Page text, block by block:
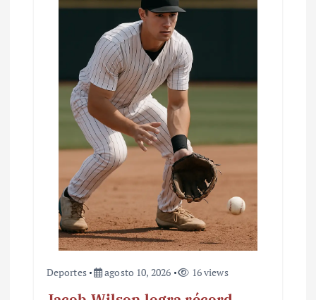
Deportes agosto 10, 2026 16 views